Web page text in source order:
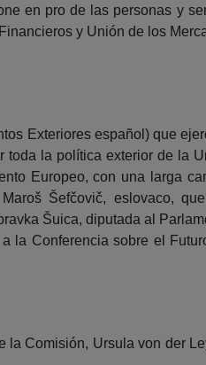
en pro de las personas y
y Unión de los
Exteriores español) que
toda la política exterior de la
Europeo, con una larga
Šefčovič, eslovaco,
Šuica, diputada al
la Conferencia sobre el
la Comisión, Ursula von der